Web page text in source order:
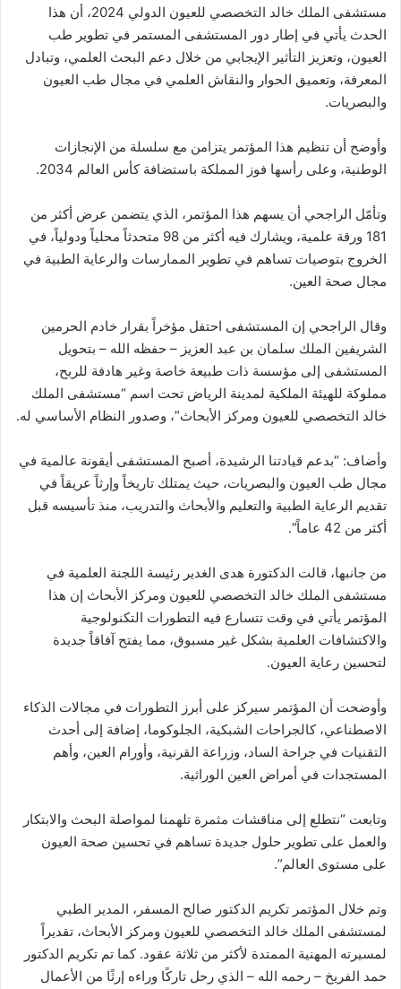
مستشفى الملك خالد التخصصي للعيون الدولي 2024، أن هذا
الحدث يأتي في إطار دور المستشفى المستمر في تطوير طب
العيون، وتعزيز التأثير الإيجابي من خلال دعم البحث العلمي، وتبادل
المعرفة، وتعميق الحوار والنقاش العلمي في مجال طب العيون
والبصريات.
وأوضح أن تنظيم هذا المؤتمر يتزامن مع سلسلة من الإنجازات
الوطنية، وعلى رأسها فوز المملكة باستضافة كأس العالم 2034.
وتأمّل الراجحي أن يسهم هذا المؤتمر، الذي يتضمن عرض أكثر من
181 ورقة علمية، ويشارك فيه أكثر من 98 متحدثاً محلياً ودولياً، في
الخروج بتوصيات تساهم في تطوير الممارسات والرعاية الطبية في
مجال صحة العين.
وقال الراجحي إن المستشفى احتفل مؤخراً بقرار خادم الحرمين
الشريفين الملك سلمان بن عبد العزيز – حفظه الله – بتحويل
المستشفى إلى مؤسسة ذات طبيعة خاصة وغير هادفة للربح،
مملوكة للهيئة الملكية لمدينة الرياض تحت اسم “مستشفى الملك
خالد التخصصي للعيون ومركز الأبحاث”، وصدور النظام الأساسي له.
وأضاف: “بدعم قيادتنا الرشيدة، أصبح المستشفى أيقونة عالمية في
مجال طب العيون والبصريات، حيث يمتلك تاريخاً وإرثاً عريقاً في
تقديم الرعاية الطبية والتعليم والأبحاث والتدريب، منذ تأسيسه قبل
أكثر من 42 عاماً”.
من جانبها، قالت الدكتورة هدى الغدير رئيسة اللجنة العلمية في
مستشفى الملك خالد التخصصي للعيون ومركز الأبحاث إن هذا
المؤتمر يأتي في وقت تتسارع فيه التطورات التكنولوجية
والاكتشافات العلمية بشكل غير مسبوق، مما يفتح آفاقاً جديدة
لتحسين رعاية العيون.
وأوضحت أن المؤتمر سيركز على أبرز التطورات في مجالات الذكاء
الاصطناعي، كالجراحات الشبكية، الجلوكوما، إضافة إلى أحدث
التقنيات في جراحة الساد، وزراعة القرنية، وأورام العين، وأهم
المستجدات في أمراض العين الوراثية.
وتابعت “نتطلع إلى مناقشات مثمرة تلهمنا لمواصلة البحث والابتكار
والعمل على تطوير حلول جديدة تساهم في تحسين صحة العيون
على مستوى العالم”.
وتم خلال المؤتمر تكريم الدكتور صالح المسفر، المدير الطبي
لمستشفى الملك خالد التخصصي للعيون ومركز الأبحاث، تقديراً
لمسيرته المهنية الممتدة لأكثر من ثلاثة عقود. كما تم تكريم الدكتور
حمد الفريخ – رحمه الله – الذي رحل تاركًا وراءه إرثًا من الأعمال